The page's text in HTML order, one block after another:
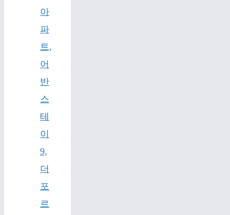
아
파
트,
어
반
스
테
이
9,
더
포
르